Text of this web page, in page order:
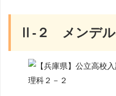
Ⅱ-２ メンデル